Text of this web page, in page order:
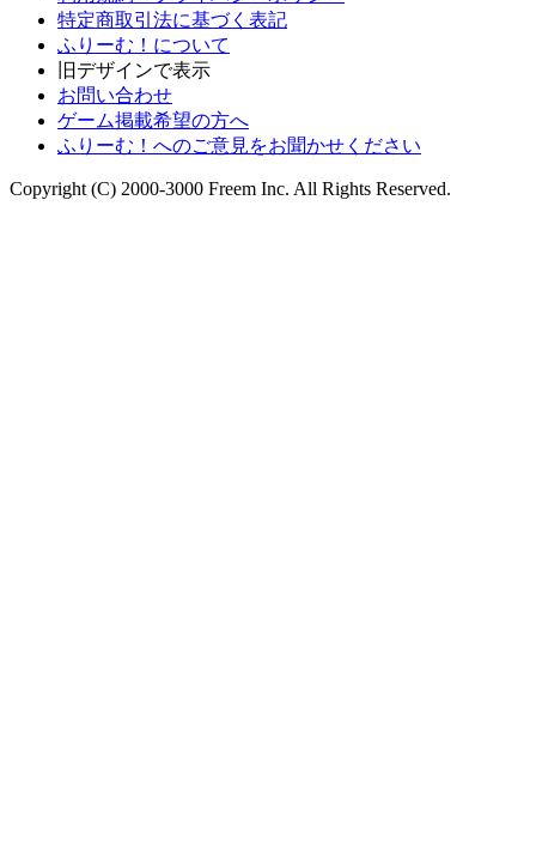
特定商取引法に基づく表記
ふりーむ！について
旧デザインで表示
お問い合わせ
ゲーム掲載希望の方へ
ふりーむ！へのご意見をお聞かせください
Copyright (C) 2000-3000 Freem Inc. All Rights Reserved.